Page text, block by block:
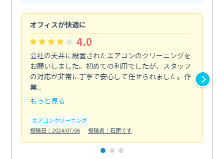
オフィスが快適に
4.0
会社の天井に設置されたエアコンのクリーニングを
お願いしました。初めての利用でしたが、スタッフ
の対応が非常に丁寧で安心して任せられました。作
業...
もっと見る
エアコンクリーニング
投稿日：2024/07/06
投稿者：石原です